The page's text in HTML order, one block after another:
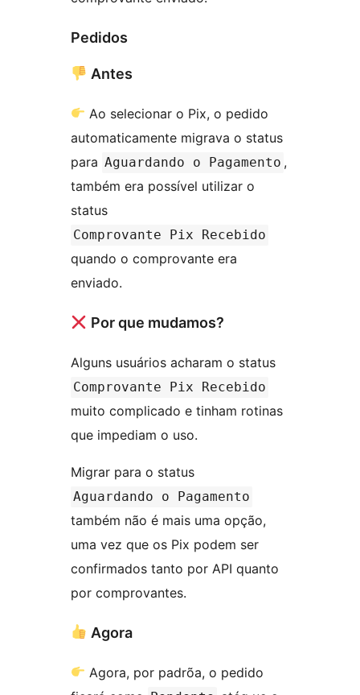
Pedidos
Antes
Ao selecionar o Pix, o pedido
automaticamente migrava o status
para Aguardando o Pagamento ,
também era possível utilizar o
status
Comprovante Pix Recebido
quando o comprovante era
enviado.
Por que mudamos?
Alguns usuários acharam o status
Comprovante Pix Recebido
muito complicado e tinham rotinas
que impediam o uso.
Migrar para o status
Aguardando o Pagamento
também não é mais uma opção,
uma vez que os Pix podem ser
confirmados tanto por API quanto
por comprovantes.
Agora
Agora, por padrõa, o pedido